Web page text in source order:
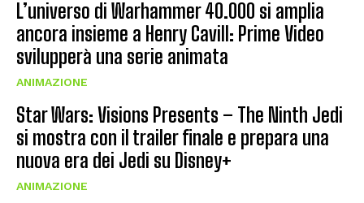
L’universo di Warhammer 40.000 si amplia
ancora insieme a Henry Cavill: Prime Video
svilupperà una serie animata
ANIMAZIONE
Star Wars: Visions Presents – The Ninth Jedi
si mostra con il trailer finale e prepara una
nuova era dei Jedi su Disney+
ANIMAZIONE